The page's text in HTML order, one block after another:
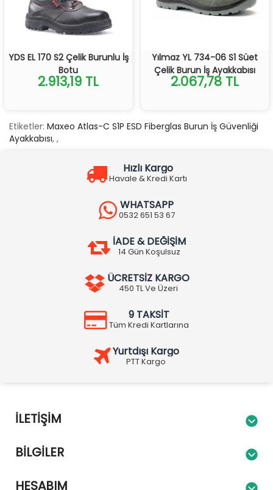
YDS EL 170 S2 Çelik Burunlu İş
Botu
2.913,19 TL
Yılmaz YL 734-06 S1 Süet
Çelik Burun İş Ayakkabısı
2.067,78 TL
Etiketler: Maxeo Atlas-C S1P ESD Fiberglas Burun İş Güvenliği
Ayakkabısı, ,
Hızlı Kargo
Havale & Kredi Kartı
WHATSAPP
0532 651 53 67
İADE & DEĞİŞİM
14 Gün Koşulsuz
ÜCRETSİZ KARGO
450 TL Ve Üzeri
9 TAKSİT
Tüm Kredi Kartlarına
Yurtdışı Kargo
PTT Kargo
İLETIŞIM
BILGILER
HESABIM